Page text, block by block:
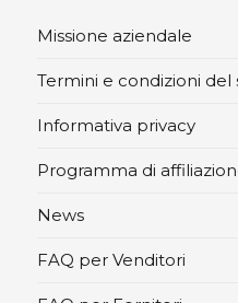
Missione aziendale
Termini e condizioni del
Informativa privacy
Programma di
News
FAQ per Venditori